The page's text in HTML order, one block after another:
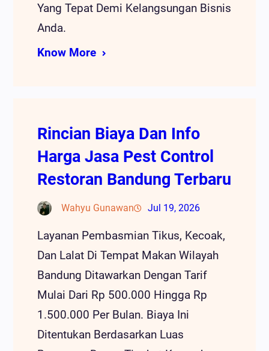
Yang Tepat Demi Kelangsungan Bisnis
Anda.
Know More
Rincian Biaya Dan Info
Harga Jasa Pest Control
Restoran Bandung Terbaru
Wahyu Gunawan Jul 19, 2026
Layanan Pembasmian Tikus, Kecoak,
Dan Lalat Di Tempat Makan Wilayah
Bandung Ditawarkan Dengan Tarif
Mulai Dari Rp 500.000 Hingga Rp
1.500.000 Per Bulan. Biaya Ini
Ditentukan Berdasarkan Luas